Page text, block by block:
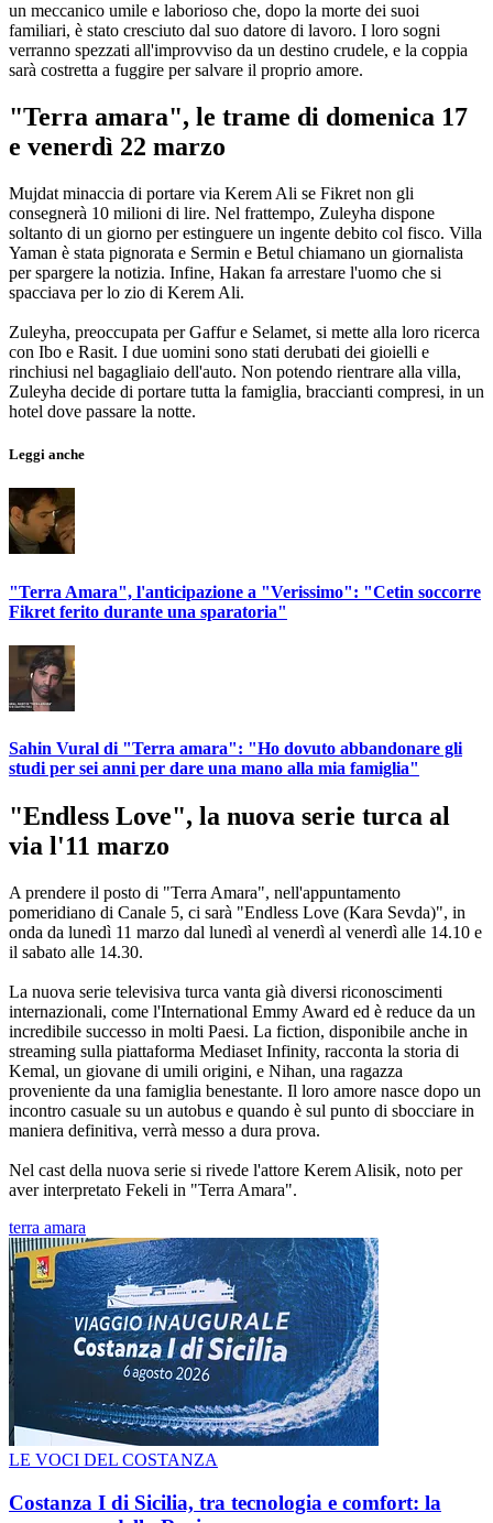
un meccanico umile e laborioso che, dopo la morte dei suoi
familiari, è stato cresciuto dal suo datore di lavoro. I loro sogni
verranno spezzati all'improvviso da un destino crudele, e la coppia
sarà costretta a fuggire per salvare il proprio amore.
"Terra amara", le trame di domenica 17
e venerdì 22 marzo
Mujdat minaccia di portare via Kerem Ali se Fikret non gli
consegnerà 10 milioni di lire. Nel frattempo, Zuleyha dispone
soltanto di un giorno per estinguere un ingente debito col fisco. Villa
Yaman è stata pignorata e Sermin e Betul chiamano un giornalista
per spargere la notizia. Infine, Hakan fa arrestare l'uomo che si
spacciava per lo zio di Kerem Ali.
Zuleyha, preoccupata per Gaffur e Selamet, si mette alla loro ricerca
con Ibo e Rasit. I due uomini sono stati derubati dei gioielli e
rinchiusi nel bagagliaio dell'auto. Non potendo rientrare alla villa,
Zuleyha decide di portare tutta la famiglia, braccianti compresi, in un
hotel dove passare la notte.
Leggi anche
"Terra Amara", l'anticipazione a "Verissimo": "Cetin soccorre
Fikret ferito durante una sparatoria"
Sahin Vural di "Terra amara": "Ho dovuto abbandonare gli
studi per sei anni per dare una mano alla mia famiglia"
"Endless Love", la nuova serie turca al
via l'11 marzo
A prendere il posto di "Terra Amara", nell'appuntamento
pomeridiano di Canale 5, ci sarà "Endless Love (Kara Sevda)", in
onda da lunedì 11 marzo dal lunedì al venerdì al venerdì alle 14.10 e
il sabato alle 14.30.
La nuova serie televisiva turca vanta già diversi riconoscimenti
internazionali, come l'International Emmy Award ed è reduce da un
incredibile successo in molti Paesi. La fiction, disponibile anche in
streaming sulla piattaforma Mediaset Infinity, racconta la storia di
Kemal, un giovane di umili origini, e Nihan, una ragazza
proveniente da una famiglia benestante. Il loro amore nasce dopo un
incontro casuale su un autobus e quando è sul punto di sbocciare in
maniera definitiva, verrà messo a dura prova.
Nel cast della nuova serie si rivede l'attore Kerem Alisik, noto per
aver interpretato Fekeli in "Terra Amara".
terra amara
LE VOCI DEL COSTANZA
Costanza I di Sicilia, tra tecnologia e comfort: la